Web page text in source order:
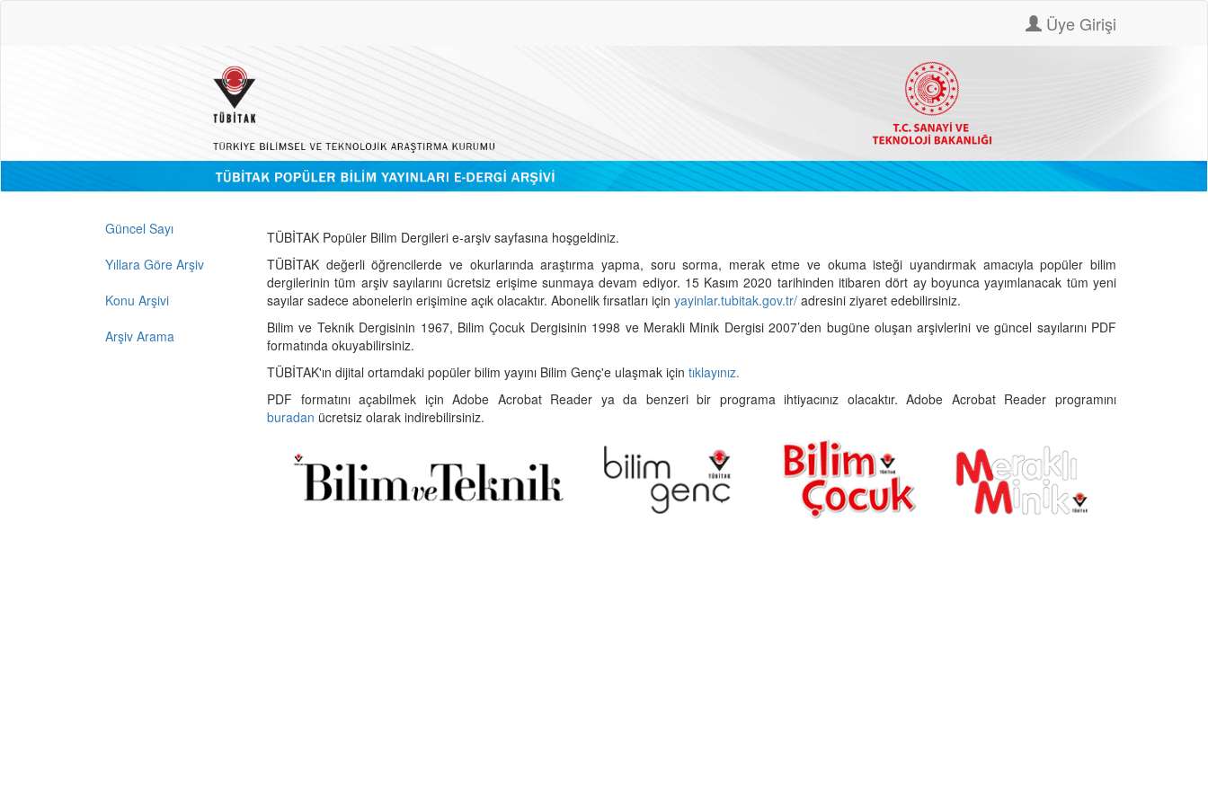
Üye Girişi
Güncel Sayı
Yıllara Göre Arşiv
Konu Arşivi
Arşiv Arama
TÜBİTAK Popüler Bilim Dergileri e-arşiv sayfasına hoşgeldiniz.
TÜBİTAK değerli öğrencilerde ve okurlarında araştırma yapma, soru sorma, merak etme ve okuma isteği uyandırmak amacıyla popüler bilim
dergilerinin tüm arşiv sayılarını ücretsiz erişime sunmaya devam ediyor. 15 Kasım 2020 tarihinden itibaren dört ay boyunca yayımlanacak tüm yeni
sayılar sadece abonelerin erişimine açık olacaktır. Abonelik fırsatları için yayinlar.tubitak.gov.tr/ adresini ziyaret edebilirsiniz.
Bilim ve Teknik Dergisinin 1967, Bilim Çocuk Dergisinin 1998 ve Merakli Minik Dergisi 2007’den bugüne oluşan arşivlerini ve güncel sayılarını PDF
formatında okuyabilirsiniz.
TÜBİTAK'ın dijital ortamdaki popüler bilim yayını Bilim Genç'e ulaşmak için tıklayınız.
PDF formatını açabilmek için Adobe Acrobat Reader ya da benzeri bir programa ihtiyacınız olacaktır. Adobe Acrobat Reader programını
buradan ücretsiz olarak indirebilirsiniz.